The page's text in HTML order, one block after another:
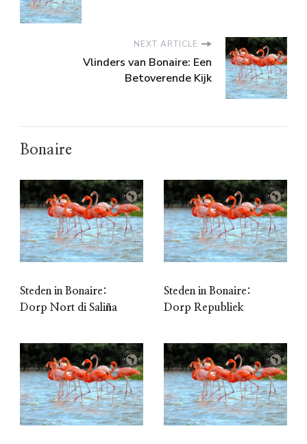
NEXT ARTICLE
Vlinders van Bonaire: Een
Betoverende Kijk
Bonaire
Steden in Bonaire:
Dorp Nort di Saliña
Steden in Bonaire:
Dorp Republiek